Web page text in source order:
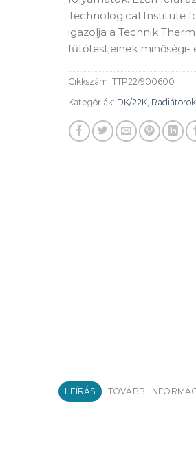
Technological Institute
igazolja a Technik
fűtőtestjeinek minőségi-
Cikkszám: TTP22/900600
Kategóriák: DK/22K Radiátorok
LEÍRÁS TOVÁBBI